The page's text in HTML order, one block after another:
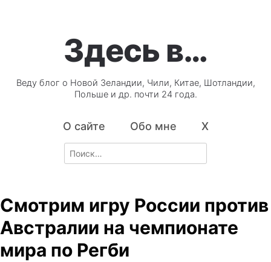
Здесь в…
Веду блог о Новой Зеландии, Чили, Китае, Шотландии,
Польше и др. почти 24 года.
О сайте Обо мне X
Search
for:
Смотрим игру России против
Австралии на чемпионате
мира по Регби